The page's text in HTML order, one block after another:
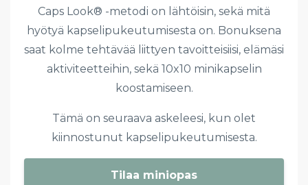
Caps Look® -metodi on lähtöisin, sekä mitä
hyötyä kapselipukeutumisesta on. Bonuksena
saat kolme tehtävää liittyen tavoitteisiisi, elämäsi
aktiviteetteihin, sekä 10x10 minikapselin
koostamiseen.
Tämä on seuraava askeleesi, kun olet
kiinnostunut kapselipukeutumisesta.
Tilaa miniopas